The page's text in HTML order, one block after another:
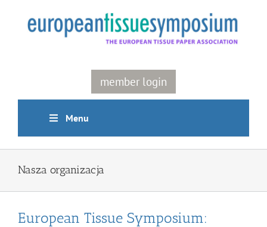
content
member login
Menu
Nasza organizacja
European Tissue Symposium: